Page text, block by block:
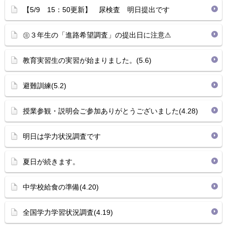
【5/9 15：50更新】 尿検査 明日提出です
㊟３年生の「進路希望調査」の提出日に注意⚠
教育実習生の実習が始まりました。(5.6)
避難訓練(5.2)
授業参観・説明会ご参加ありがとうございました(4.28)
明日は学力状況調査です
夏日が続きます。
中学校給食の準備(4.20)
全国学力学習状況調査(4.19)